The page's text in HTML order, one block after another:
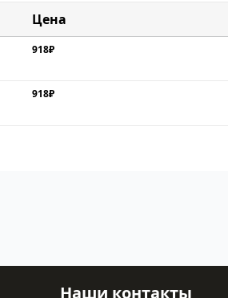
Цена
918₽
918₽
Наши контакты